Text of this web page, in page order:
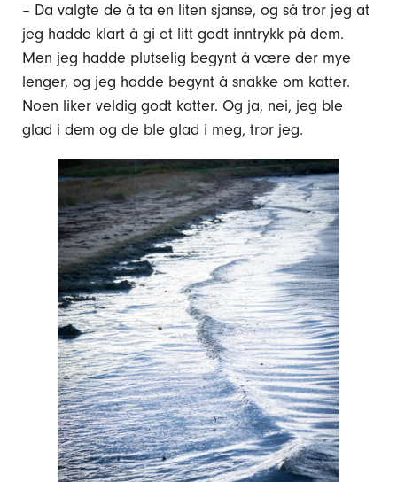
– Da valgte de å ta en liten sjanse, og så tror jeg at
jeg hadde klart å gi et litt godt inntrykk på dem.
Men jeg hadde plutselig begynt å være der mye
lenger, og jeg hadde begynt å snakke om katter.
Noen liker veldig godt katter. Og ja, nei, jeg ble
glad i dem og de ble glad i meg, tror jeg.